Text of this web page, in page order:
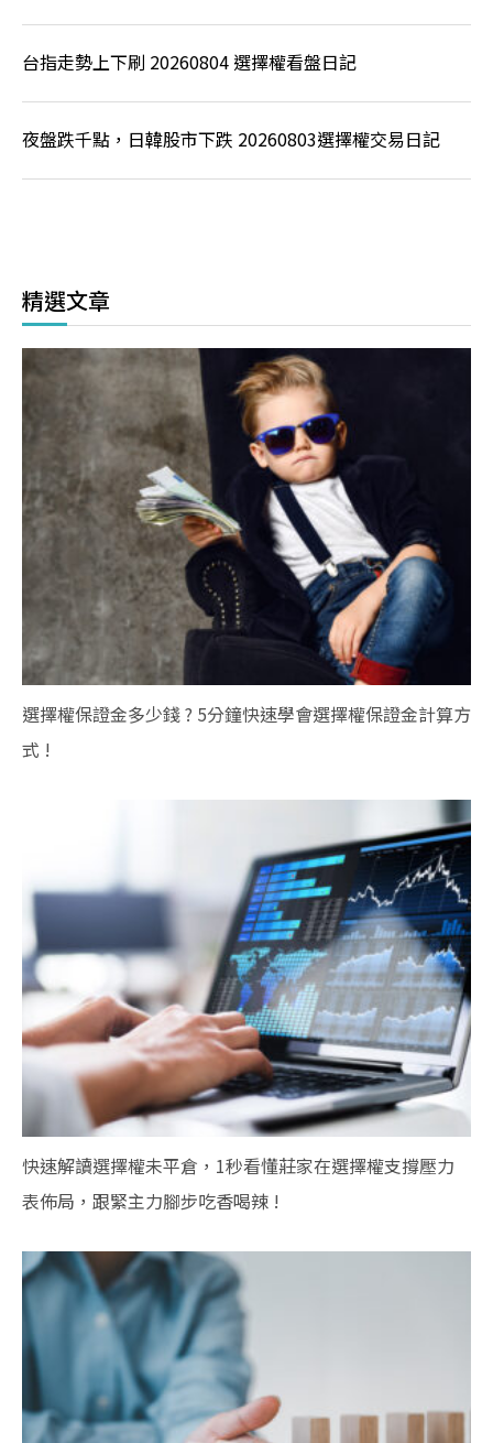
台指走勢上下刷 20260804 選擇權看盤日記
夜盤跌千點，日韓股市下跌 20260803選擇權交易日記
精選文章
選擇權保證金多少錢 ? 5分鐘快速學會選擇權保證金計算方
式 !
快速解讀選擇權未平倉，1秒看懂莊家在選擇權支撐壓力
表佈局，跟緊主力腳步吃香喝辣 !